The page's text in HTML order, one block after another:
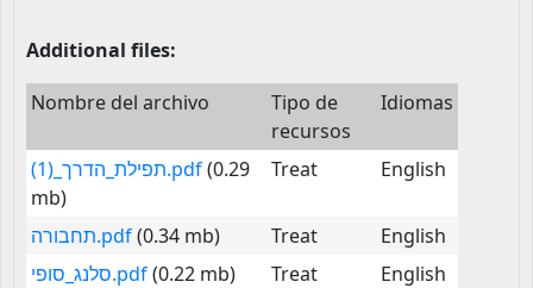
Additional files:
Nombre del archivo
Tipo de
recursos
Idiomas
תפילת_הדרך_(1).pdf(0.29
mb)
Treat English
תחבורה.pdf(0.34 mb) Treat
English
סלנג_סופי.pdf(0.22 mb) Treat
English